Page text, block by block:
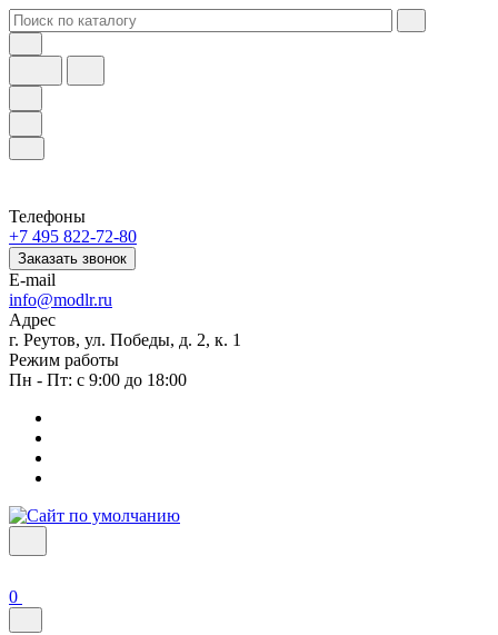
Телефоны
+7 495 822-72-80
Заказать звонок
E-mail
info@modlr.ru
Адрес
г. Реутов, ул. Победы, д. 2, к. 1
Режим работы
Пн - Пт: с 9:00 до 18:00
0